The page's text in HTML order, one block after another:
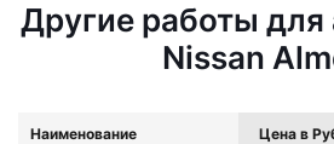
Другие работы
Nissan
Наименование Цена в